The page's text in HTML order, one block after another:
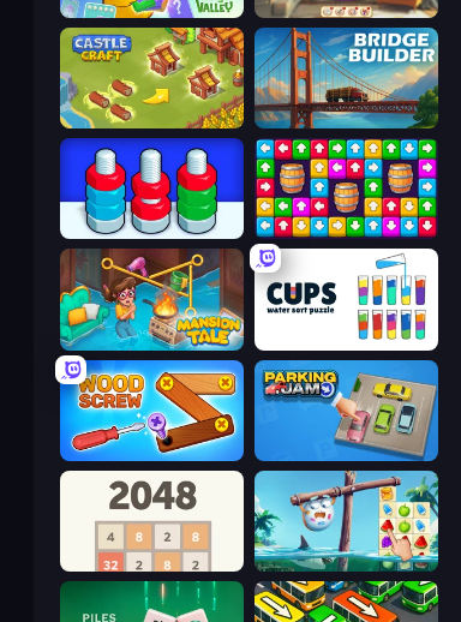
Farm Merge Valley Yarn Fever! Unravel Puzzle
Castle Craft Bridge Builder
Tap Away Story
Mansion Tale: Merge Secrets Cups - Water Sort Puzzle
Wood Screw: Bolts Puzzle
2048 Sugar Heroes